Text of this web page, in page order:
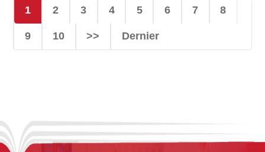
1 2 3 4 5 6 7
8
9
10 >> Dernier